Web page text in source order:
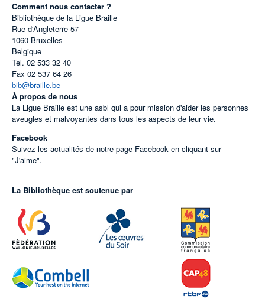
Comment nous contacter ?
Bibliothèque de la Ligue Braille
Rue d'Angleterre 57
1060 Bruxelles
Belgique
Tel. 02 533 32 40
Fax 02 537 64 26
bib@braille.be
À propos de nous
La Ligue Braille est une asbl qui a pour mission d'aider les personnes
aveugles et malvoyantes dans tous les aspects de leur vie.
Facebook
Suivez les actualités de notre page Facebook en cliquant sur
"J'aime".
La Bibliothèque est soutenue par